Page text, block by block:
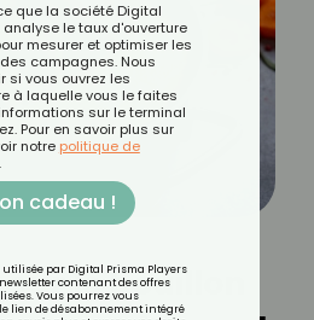
le bouillon
que la société Digital
analyse le taux d'ouverture
mesurer et optimiser les
campagnes. Nous
si vous ouvrez les
à laquelle vous le faites
sur le terminal
Pour en savoir plus sur
notre politique de
cadeau !
par Digital Prisma Players
contenant des offres
Vous pourrez vous
lien de désabonnement intégré